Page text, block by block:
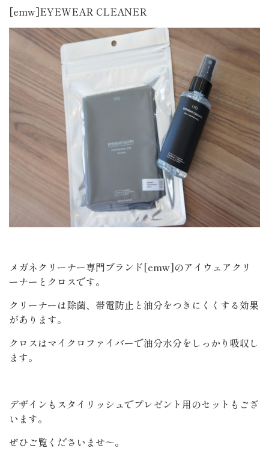
[emw]EYEWEAR CLEANER
メガネクリーナー専門ブランド[emw]のアイウェアクリ
ーナーとクロスです。
クリーナーは除菌、帯電防止と油分をつきにくくする効果
があります。
クロスはマイクロファイバーで油分水分をしっかり吸収し
ます。
デザインもスタイリッシュでプレゼント用のセットもござ
います。
ぜひご覧くださいませ～。